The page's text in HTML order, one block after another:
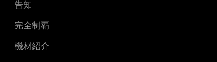
告知
完全制覇
機材紹介